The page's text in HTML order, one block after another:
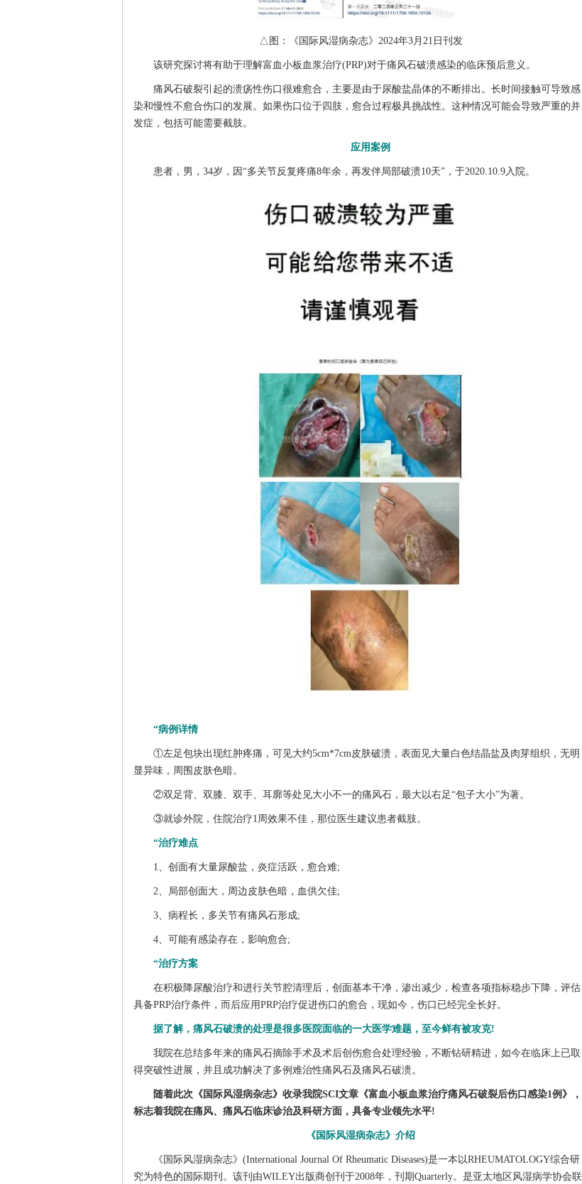
△图：《国际风湿病杂志》2024年3月21日刊发
该研究探讨将有助于理解富血小板血浆治疗(PRP)对于痛风石破溃感染的临床预后意义。
痛风石破裂引起的溃疡性伤口很难愈合，主要是由于尿酸盐晶体的不断排出。长时间接触可导致感
染和慢性不愈合伤口的发展。如果伤口位于四肢，愈合过程极具挑战性。这种情况可能会导致严重的并
发症，包括可能需要截肢。
应用案例
患者，男，34岁，因“多关节反复疼痛8年余，再发伴局部破溃10天”，于2020.10.9入院。
“病例详情
①左足包块出现红肿疼痛，可见大约5cm*7cm皮肤破溃，表面见大量白色结晶盐及肉芽组织，无明
显异味，周围皮肤色暗。
②双足背、双膝、双手、耳廓等处见大小不一的痛风石，最大以右足“包子大小”为著。
③就诊外院，住院治疗1周效果不佳，那位医生建议患者截肢。
“治疗难点
1、创面有大量尿酸盐，炎症活跃，愈合难;
2、局部创面大，周边皮肤色暗，血供欠佳;
3、病程长，多关节有痛风石形成;
4、可能有感染存在，影响愈合;
“治疗方案
在积极降尿酸治疗和进行关节腔清理后，创面基本干净，渗出减少，检查各项指标稳步下降，评估
具备PRP治疗条件，而后应用PRP治疗促进伤口的愈合，现如今，伤口已经完全长好。
据了解，痛风石破溃的处理是很多医院面临的一大医学难题，至今鲜有被攻克!
我院在总结多年来的痛风石摘除手术及术后创伤愈合处理经验，不断钻研精进，如今在临床上已取
得突破性进展，并且成功解决了多例难治性痛风石及痛风石破溃。
随着此次《国际风湿病杂志》收录我院SCI文章《富血小板血浆治疗痛风石破裂后伤口感染1例》，
标志着我院在痛风、痛风石临床诊治及科研方面，具备专业领先水平!
《国际风湿病杂志》介绍
《国际风湿病杂志》(International Journal Of Rheumatic Diseases)是一本以RHEUMATOLOGY综合研
究为特色的国际期刊。该刊由WILEY出版商创刊于2008年，刊期Quarterly。是亚太地区风湿病学协会联